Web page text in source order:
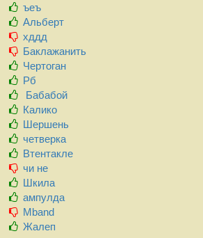
ъеъ
Альберт
хддд
Баклажанить
Чертоган
Рб
Бабабой
Калико
Шершень
четверка
Втентакле
чи не
Шкила
ампулда
Mband
Жалеп